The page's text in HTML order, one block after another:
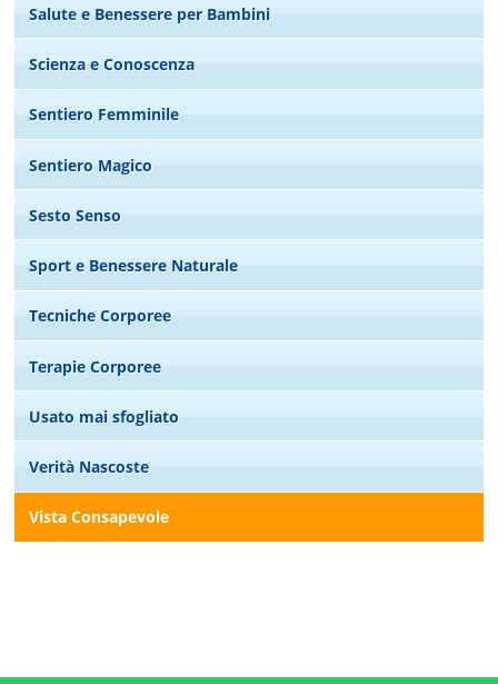
Salute e Benessere per Bambini
Scienza e Conoscenza
Sentiero Femminile
Sentiero Magico
Sesto Senso
Sport e Benessere Naturale
Tecniche Corporee
Terapie Corporee
Usato mai sfogliato
Verità Nascoste
Vista Consapevole